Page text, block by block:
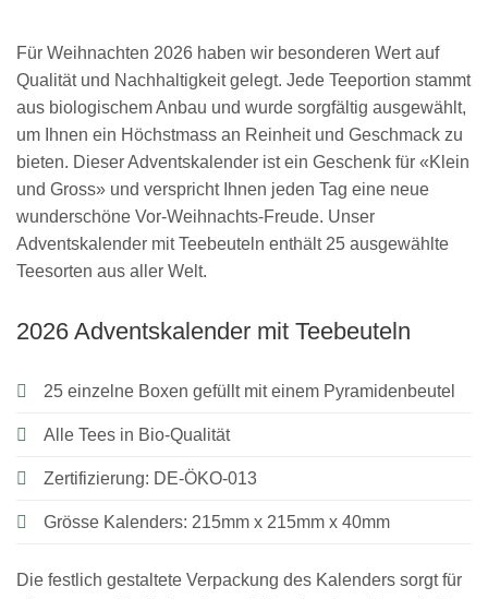
Für Weihnachten 2026 haben wir besonderen Wert auf
Qualität und Nachhaltigkeit gelegt. Jede Teeportion stammt
aus biologischem Anbau und wurde sorgfältig ausgewählt,
um Ihnen ein Höchstmass an Reinheit und Geschmack zu
bieten. Dieser Adventskalender ist ein Geschenk für «Klein
und Gross» und verspricht Ihnen jeden Tag eine neue
wunderschöne Vor-Weihnachts-Freude. Unser
Adventskalender mit Teebeuteln enthält 25 ausgewählte
Teesorten aus aller Welt.
2026 Adventskalender mit Teebeuteln
25 einzelne Boxen gefüllt mit einem Pyramidenbeutel
Alle Tees in Bio-Qualität
Zertifizierung: DE-ÖKO-013
Grösse Kalenders: 215mm x 215mm x 40mm
Die festlich gestaltete Verpackung des Kalenders sorgt für